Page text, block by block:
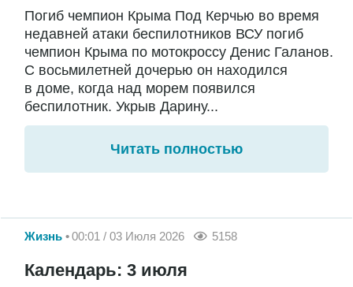
Погиб чемпион Крыма Под Керчью во время
недавней атаки беспилотников ВСУ погиб
чемпион Крыма по мотокроссу Денис Галанов.
С восьмилетней дочерью он находился
в доме, когда над морем появился
беспилотник. Укрыв Дарину...
Читать полностью
Жизнь 00:01 / 03 Июля 2026 5158
Календарь: 3 июля